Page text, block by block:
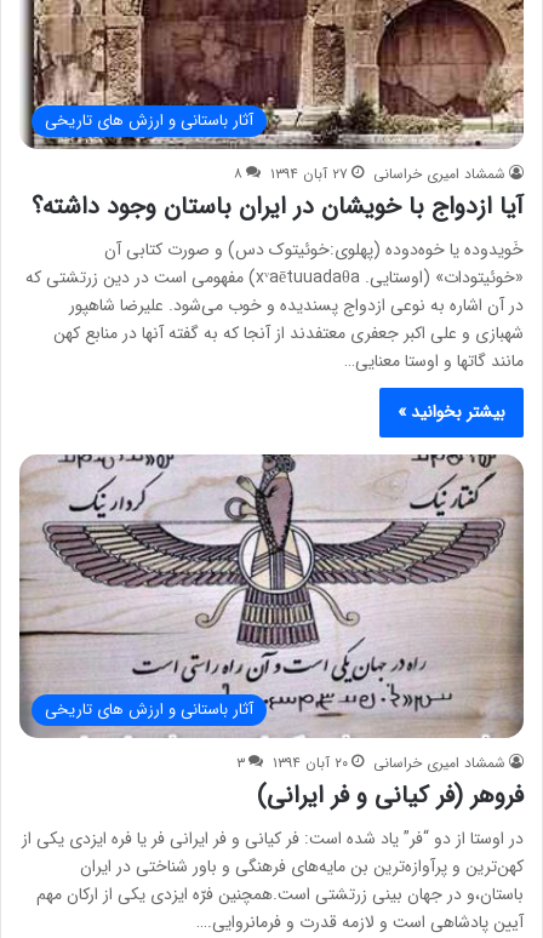
آثار باستانی و ارزش های تاریخی
شمشاد امیری خراسانی ۲۷ آبان ۱۳۹۴ ۸
آیا ازدواج با خویشان در ایران باستان وجود داشته؟
خَویدوده یا خوه‌دوده (پهلوی:خوئیتوک دس) و صورت کتابی آن
«خوئیتودات» (اوستایی. xᵛaētuuadaθa) مفهومی است در دین زرتشتی که
در آن اشاره به نوعی ازدواج پسندیده و خوب می‌شود. علیرضا شاهپور
شهبازی و علی اکبر جعفری معتفدند از آنجا که به گفته آنها در منابع کهن
مانند گاتها و اوستا معنایی…
بیشتر بخوانید »
آثار باستانی و ارزش های تاریخی
شمشاد امیری خراسانی ۲۰ آبان ۱۳۹۴ ۳
فروهر (فر کیانی و فر ایرانی)
در اوستا از دو “فر” یاد شده است: فر کیانی و فر ایرانی فر یا فره ایزدی یکی از
کهن‌ترین و پرآوازه‌ترین بن مایه‌های فرهنگی و باور شناختی در ایران
باستان،و در جهان بینی زرتشتی است.همچنین فرّه ایزدی یکی از ارکان مهم
آیین پادشاهی است و لازمه قدرت و فرمانروایی.…